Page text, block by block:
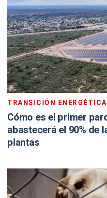
TRANSICIÓN ENERGÉTICA
Cómo es el primer
abastecerá el 90% de
plantas